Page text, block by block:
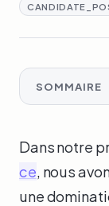
SOMMAIRE
Dans notre
ce, nous
une